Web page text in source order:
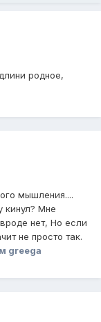
родное,
мышления....
кинул? Мне
нет, Но если
не просто так.
greega